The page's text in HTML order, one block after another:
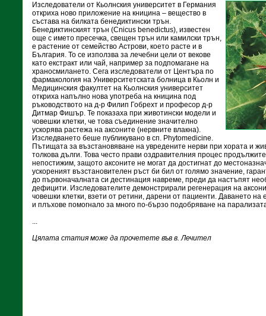
Изследователи от Кьолнския университет в Германия
откриха ново приложение на кницина – вещество в
състава на билката бенедиктински трън.
Бенедиктинският трън (Cnicus benedictus), известен
още с името пресечка, свещен трън или камилски трън,
е растение от семейство Астрови, което расте и в
България. То се използва за лечебни цели от векове
като екстракт или чай, например за подпомагане на
храносмилането. Сега изследователи от Центъра по
фармакология на Университетската болница в Кьолн и
Медицинския факултет на Кьолнския университет
откриха напълно нова употреба на кницина под
ръководството на д-р Филип Гобрехт и професор д-р
Дитмар Фишър. Те показаха при животински модели и
човешки клетки, че това съединение значително
ускорява растежа на аксоните (нервните влакна).
Изследването беше публикувано в сп. Phytomedicine.
Пътищата за възстановяване на увредените нерви при хората и
толкова дълги. Това често прави оздравителния процес
непостижим, защото аксоните не могат да достигнат до
ускореният възстановителен ръст би бил от голямо значение,
до първоначалната си дестинация навреме, преди да настъпят
дефицити. Изследователите демонстрирали регенерация на
човешки клетки, взети от ретини, дарени от пациенти. Даването
и плъхове помогнало за много по-бързо подобряване на
...
Цялата статия може да прочетете във в. Лечител